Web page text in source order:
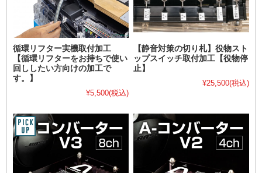
循環リフター実機取付加工
【循環リフターをお持ちで使い
回ししたい方向けの加工で
す。】
¥5,500(税込)
【静音対策の切り札】役物スト
ップスイッチ取付加工【役物停
止】
¥25,500(税込)